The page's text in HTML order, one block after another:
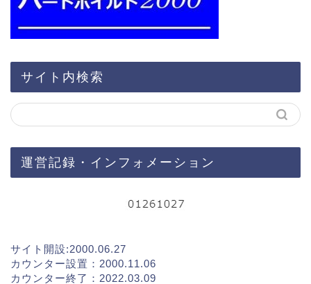
サイト内検索
運営記録・インフォメーション
サイト開設:2000.06.27
カウンター設置：2000.11.06
カウンター終了：2022.03.09